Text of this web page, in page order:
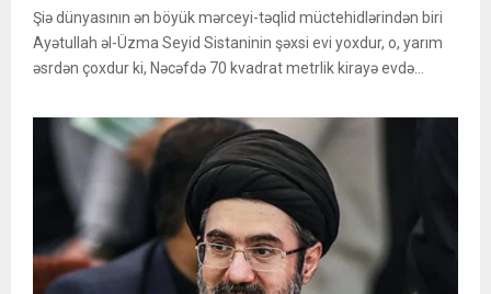
Şiə dünyasının ən böyük mərceyi-təqlid müctehidlərindən biri
Ayətullah əl-Üzma Seyid Sistaninin şəxsi evi yoxdur, o, yarım
əsrdən çoxdur ki, Nəcəfdə 70 kvadrat metrlik kirayə evdə...